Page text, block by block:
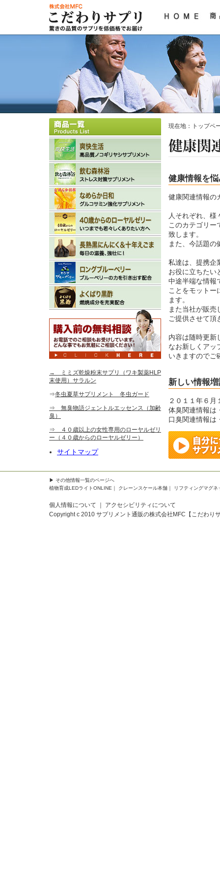
健康情報を
健康関連情報の
人それぞれ、様
このカテゴリー
致します。
また、今話題
私達は、提携企
お役に立ちたい
中途半端な情報
ことをモットー
ます。
また当社が販
ご提供させて頂
内容は随時更新
なお新しくアッ
いきますのでご
新しい情報
２０１１年６
体臭関連情報は
口臭関連情報は
→ ミミズ乾燥粉末サプリ（ワキ製薬HLP
末使用）サラルン
⇒冬虫夏草サプリメント 冬虫ガード
⇒ 無臭物語ジェントルエッセンス（加齢
臭）
⇒ ４０歳以上の女性専用のローヤルゼリ
ー（４０歳からのローヤルゼリー）
サイトマップ
現在地： トップペ
▶ その他情報一覧のページへ
植物育成LEDライトONLINE ｜ クレーンスケール本舗 ｜ リフティングマグネ
個人情報について
アクセシビリティについて
Copyright c 2010 サプリメント通販の株式会社MFC【こだわり